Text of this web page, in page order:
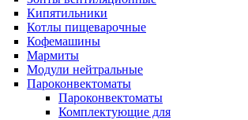
Кипятильники
Котлы пищеварочные
Кофемашины
Мармиты
Модули нейтральные
Пароконвектоматы
Пароконвектоматы
Комплектующие для